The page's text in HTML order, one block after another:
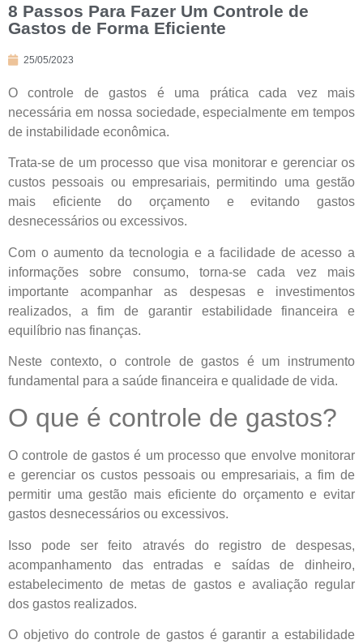
8 Passos Para Fazer Um Controle de
Gastos de Forma Eficiente
25/05/2023
O controle de gastos é uma prática cada vez mais
necessária em nossa sociedade, especialmente em tempos
de instabilidade econômica.
Trata-se de um processo que visa monitorar e gerenciar os
custos pessoais ou empresariais, permitindo uma gestão
mais eficiente do orçamento e evitando gastos
desnecessários ou excessivos.
Com o aumento da tecnologia e a facilidade de acesso a
informações sobre consumo, torna-se cada vez mais
importante acompanhar as despesas e investimentos
realizados, a fim de garantir estabilidade financeira e
equilíbrio nas finanças.
Neste contexto, o controle de gastos é um instrumento
fundamental para a saúde financeira e qualidade de vida.
O que é controle de gastos?
O controle de gastos é um processo que envolve monitorar
e gerenciar os custos pessoais ou empresariais, a fim de
permitir uma gestão mais eficiente do orçamento e evitar
gastos desnecessários ou excessivos.
Isso pode ser feito através do registro de despesas,
acompanhamento das entradas e saídas de dinheiro,
estabelecimento de metas de gastos e avaliação regular
dos gastos realizados.
O objetivo do controle de gastos é garantir a estabilidade